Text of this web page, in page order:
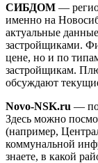
СИБДОМ —
именно на
актуальные
застройщиками.
цене, но и по
застройщикам.
обсуждают
Novo-NSK.ru —
Здесь можно
(например,
коммунальной
знаете, в какой